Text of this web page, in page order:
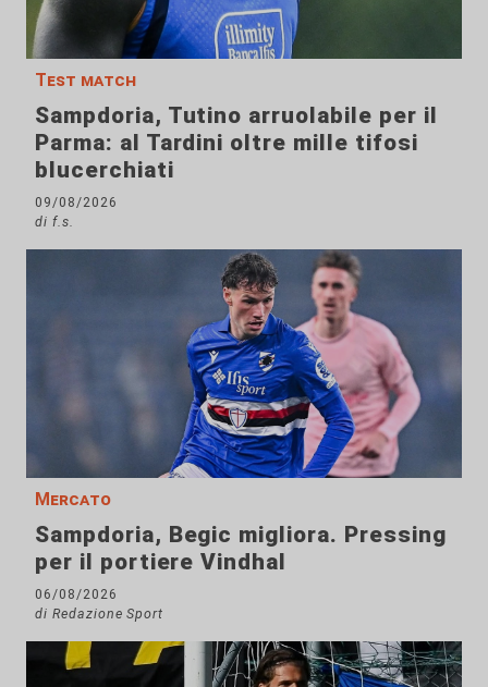
Test match
Sampdoria, Tutino arruolabile per il
Parma: al Tardini oltre mille tifosi
blucerchiati
09/08/2026
di f.s.
Mercato
Sampdoria, Begic migliora. Pressing
per il portiere Vindhal
06/08/2026
di Redazione Sport